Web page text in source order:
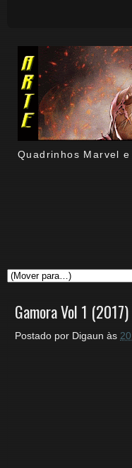
Quadrinhos Marvel e
Gamora Vol 1 (2017)
Postado por Digaun às